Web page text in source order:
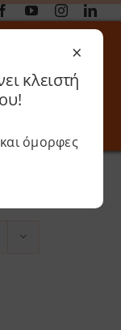
Toggle
×
κλειστή
όμορφες